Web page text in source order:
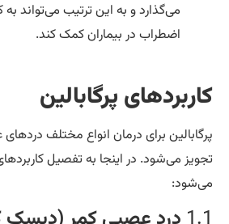
می‌گذارد و به این ترتیب می‌تواند به
اضطراب در بیماران کمک کند.
پرگابالین
برای درمان انواع مختلف دردهای
می‌شود. در اینجا به تفصیل کاربردهای